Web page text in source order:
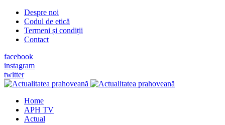
Despre noi
Codul de etică
Termeni și condiții
Contact
facebook
instagram
twitter
Home
APH TV
Actual